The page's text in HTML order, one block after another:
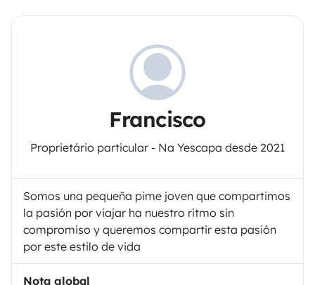
Francisco
Proprietário particular - Na Yescapa desde 2021
Somos una pequeña pime joven que compartimos
la pasión por viajar ha nuestro ritmo sin
compromiso y queremos compartir esta pasión
por este estilo de vida
Nota global